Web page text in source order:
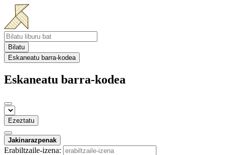
Bilatu
Eskaneatu barra-kodea
Eskaneatu barra-kodea
Ezeztatu
Jakinarazpenak
Erabiltzaile-izena: